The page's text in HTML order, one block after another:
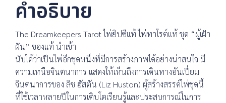
คำอธิบาย
The Dreamkeepers Tarot ไพ่ยิปซีแท้ ไพ่ทาโรต์แท้ ชุด “ผู้เฝ้า
ฝัน” ของแท้ นำเข้า
นับได้ว่าเป็นไพ่อีกชุดหนึ่งที่มีการสร้างภาพได้อย่างน่าสนใจ มี
ความเหนือจินตนาการ แสดงให้เห็นถึงการเดินทางอันเปี่ยม
จินตนาการของ ลิซ ฮัสตัน (Liz Huston) ผู้สร้างสรรค์ไพ่ชุดนี้
ที่ใช้เวลาหลายปีในการเติบโตเรียนรู้และประสบการณ์ในการ